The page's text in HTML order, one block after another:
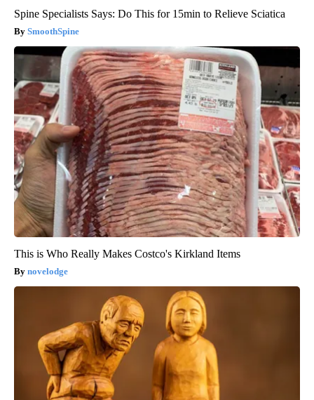
Spine Specialists Says: Do This for 15min to Relieve Sciatica
SmoothSpine
This is Who Really Makes Costco's Kirkland Items
novelodge